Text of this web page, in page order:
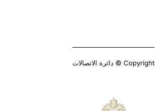
Copyright © دائرة الاتصالات